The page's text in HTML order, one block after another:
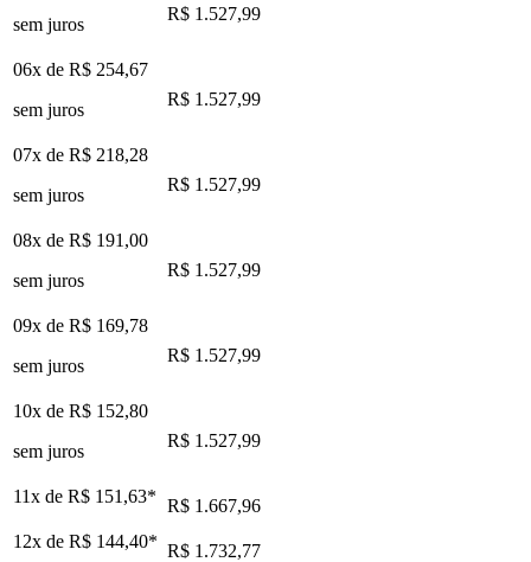
sem juros
R$ 1.527,99
06x de R$ 254,67
sem juros
R$ 1.527,99
07x de R$ 218,28
sem juros
R$ 1.527,99
08x de R$ 191,00
sem juros
R$ 1.527,99
09x de R$ 169,78
sem juros
R$ 1.527,99
10x de R$ 152,80
sem juros
R$ 1.527,99
11x de R$ 151,63* R$ 1.667,96
12x de R$ 144,40* R$ 1.732,77